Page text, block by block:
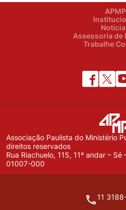
APMP
Assessoria de
Trabalhe
Associação Paulista do Ministério
direitos reservados
Rua Riachuelo, 115, 11º andar – Sé
01007-000
11